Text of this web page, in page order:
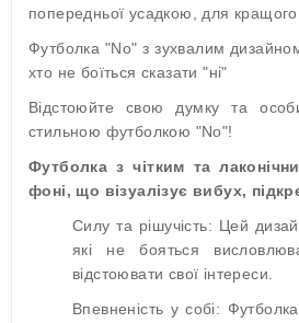
попередньої усадкою, для
Футболка "No" з зухвалим
хто не боїться сказати "ні"
Відстоюйте свою думку та
стильною футболкою "No"!
Футболка з чітким та
фоні, що візуалізує вибух,
Силу та рішучість: Цей
які не бояться
відстоювати свої інтереси.
Впевненість у собі: